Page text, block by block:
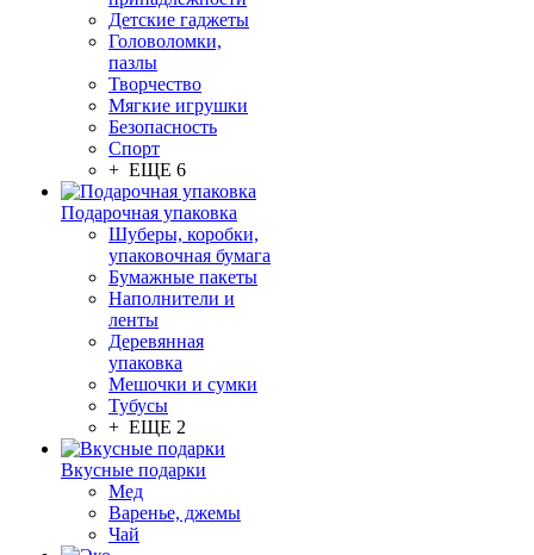
Детские гаджеты
Головоломки,
пазлы
Творчество
Мягкие игрушки
Безопасность
Спорт
+ ЕЩЕ 6
Подарочная упаковка
Шуберы, коробки,
упаковочная бумага
Бумажные пакеты
Наполнители и
ленты
Деревянная
упаковка
Мешочки и сумки
Тубусы
+ ЕЩЕ 2
Вкусные подарки
Мед
Варенье, джемы
Чай